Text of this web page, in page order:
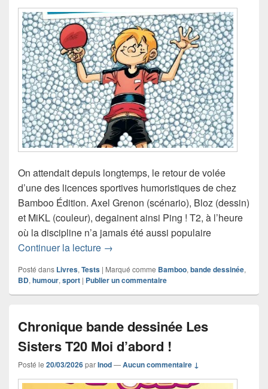
On attendait depuis longtemps, le retour de volée
d’une des licences sportives humoristiques de chez
Bamboo Édition. Axel Grenon (scénario), Bloz (dessin)
et MiKL (couleur), degainent ainsi Ping ! T2, à l’heure
où la discipline n’a jamais été aussi populaire
Continuer la lecture Chronique bande dessinée Ping ! T2
→
Posté dans Livres, Tests | Marqué comme Bamboo, bande dessinée,
BD, humour, sport | Publier un commentaire
Chronique bande dessinée Les
Sisters T20 Moi d’abord !
Posté le 20/03/2026parInod—Aucun commentaire ↓